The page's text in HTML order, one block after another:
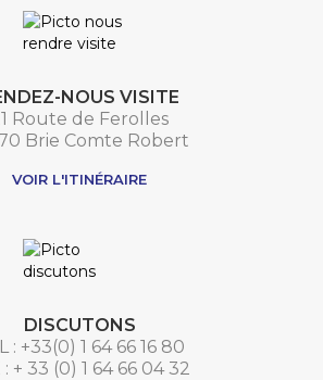
NOUS VISITE
Route de Ferolles
Brie Comte Robert
VOIR L'ITINÉRAIRE
DISCUTONS
: +33(0) 1 64 66 16 80
: + 33 (0) 1 64 66 04 32